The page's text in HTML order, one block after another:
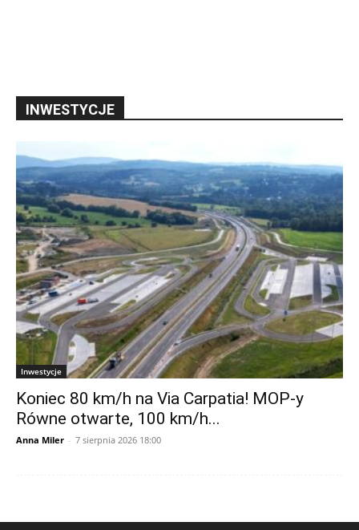
INWESTYCJE
Inwestycje
Koniec 80 km/h na Via Carpatia! MOP-y
Równe otwarte, 100 km/h...
Anna Miler - 7 sierpnia 2026 18:00